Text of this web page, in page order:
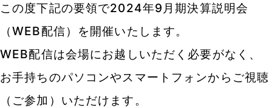
この度下記の要領で2024年9月期決算説明会
（WEB配信）を開催いたします。
WEB配信は会場にお越しいただく必要がなく、
お手持ちのパソコンやスマートフォンからご視聴
（ご参加）いただけます。